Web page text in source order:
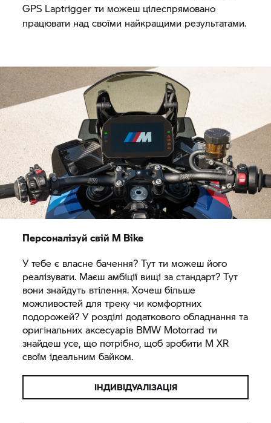
GPS Laptrigger ти можеш цілеспрямовано
працювати над своїми найкращими результатами.
Персоналізуй свій M Bike
У тебе є власне бачення? Тут ти можеш його
реалізувати. Маєш амбіції вищі за стандарт? Тут
вони знайдуть втілення. Хочеш більше
можливостей для треку чи комфортних
подорожей? У розділі додаткового обладнання та
оригінальних аксесуарів BMW Motorrad ти
знайдеш усе, що потрібно, щоб зробити M XR
своїм ідеальним байком.
ІНДИВІДУАЛІЗАЦІЯ